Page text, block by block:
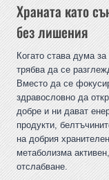
Храната като
без лишения
Когато става дума
трябва да се
Вместо да се
здравословно да
добре и ни дават
продукти,
на добрия
метаболизма
отслабване.